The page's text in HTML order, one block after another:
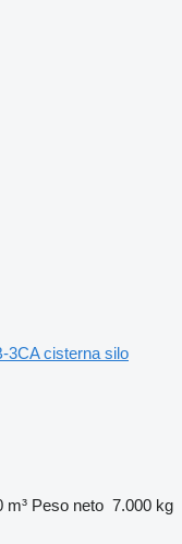
3CA cisterna silo
m³ Peso neto 7.000 kg